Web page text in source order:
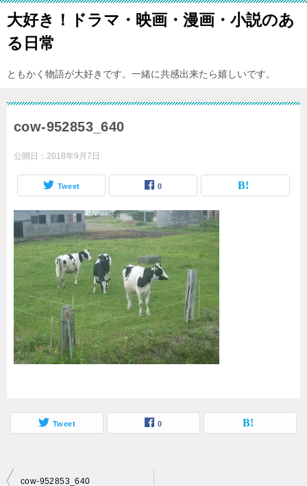
大好き！ドラマ・映画・漫画・小説のあ
る日常
ともかく物語が大好きです。一緒に共感出来たら嬉しいです。
cow-952853_640
公開日： 2018年9月7日
Tweet 0
Tweet 0
投
cow-952853_640